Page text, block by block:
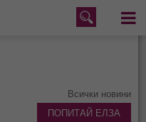
Меню
Всички новини
ПОПИТАЙ ЕЛЗА